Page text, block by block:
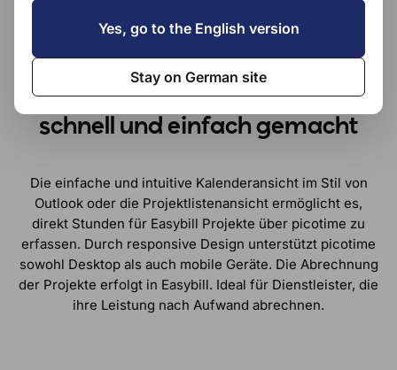
mit Projektstundenerfassung zu verschwenden.
picotime –
Projektstundenerfassung
schnell und einfach gemacht
Die einfache und intuitive Kalenderansicht im Stil von
Outlook oder die Projektlistenansicht ermöglicht es,
direkt Stunden für Easybill Projekte über picotime zu
erfassen. Durch responsive Design unterstützt picotime
sowohl Desktop als auch mobile Geräte. Die Abrechnung
der Projekte erfolgt in Easybill. Ideal für Dienstleister, die
ihre Leistung nach Aufwand abrechnen.
Yes, go to the English version
Stay on German site